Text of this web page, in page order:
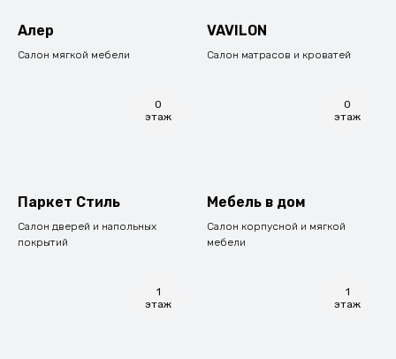
Алер
Салон мягкой мебели
VAVILON
Салон матрасов и кроватей
0
этаж
Паркет Стиль
Салон дверей и напольных
покрытий
0
этаж
Мебель в дом
Салон корпусной и мягкой
мебели
1
этаж
1
этаж